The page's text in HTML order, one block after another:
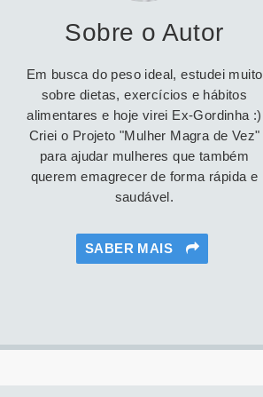
Sobre o Autor
Em busca do peso ideal, estudei muito
sobre dietas, exercícios e hábitos
alimentares e hoje virei Ex-Gordinha :)
Criei o Projeto "Mulher Magra de Vez"
para ajudar mulheres que também
querem emagrecer de forma rápida e
saudável.
SABER MAIS